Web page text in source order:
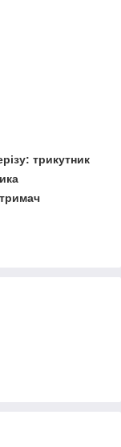
трикутник